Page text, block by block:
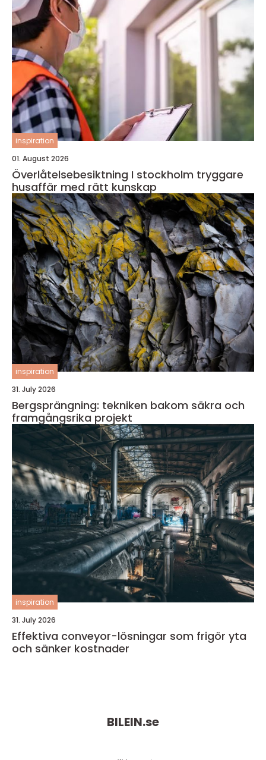
inspiration
01. August 2026
Överlåtelsebesiktning I stockholm tryggare
husaffär med rätt kunskap
inspiration
31. July 2026
Bergsprängning: tekniken bakom säkra och
framgångsrika projekt
inspiration
31. July 2026
Effektiva conveyor-lösningar som frigör yta
och sänker kostnader
BILEIN.se